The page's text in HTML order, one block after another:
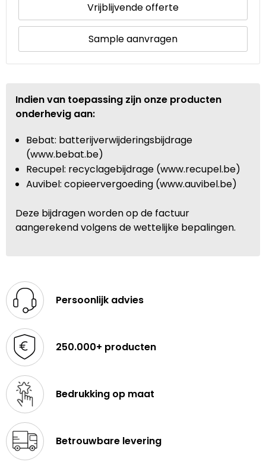
Vrijblijvende offerte
Sample aanvragen
Indien van toepassing zijn onze producten
onderhevig aan:
Bebat: batterijverwijderingsbijdrage
(www.bebat.be)
Recupel: recyclagebijdrage (www.recupel.be)
Auvibel: copieervergoeding (www.auvibel.be)
Deze bijdragen worden op de factuur
aangerekend volgens de wettelijke bepalingen.
Persoonlijk advies
250.000+ producten
Bedrukking op maat
Betrouwbare levering